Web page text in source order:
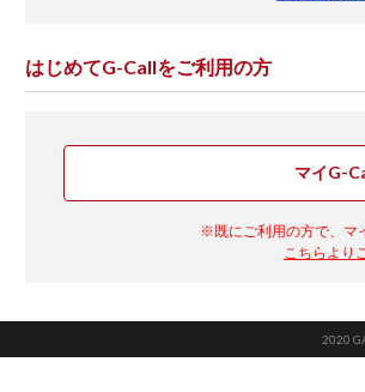
はじめてG-Callをご利用の方
マイG-
※既にご利用の方で、マ
こちらより
2020